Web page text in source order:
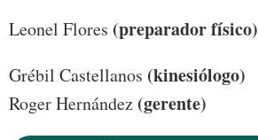
Leonel Flores (preparador físico)
Grébil Castellanos (kinesiólogo)
Roger Hernández (gerente)